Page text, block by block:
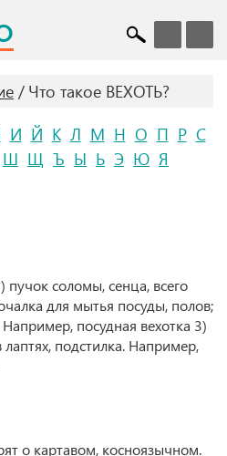
Что такое ВЕХОТЬ?
И Й К Л М Н О П Р С
Ш Щ Ъ Ы Ь Э Ю Я
пучок соломы, сенца, всего
для мытья посуды, полов;
посудная вехотка 3)
подстилка. Например,
о картавом, косноязычном.